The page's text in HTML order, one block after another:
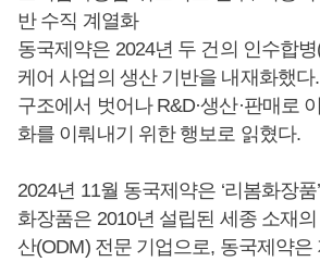
반 수직 계열화
동국제약은 2024년 두 건의 인수합
케어 사업의 생산 기반을 내재화했다
구조에서 벗어나 R&D·생산·판매로
화를 이뤄내기 위한 행보로 읽혔다.
2024년 11월 동국제약은 ‘리봄화장
화장품은 2010년 설립된 세종 소재
산(ODM) 전문 기업으로, 동국제약은